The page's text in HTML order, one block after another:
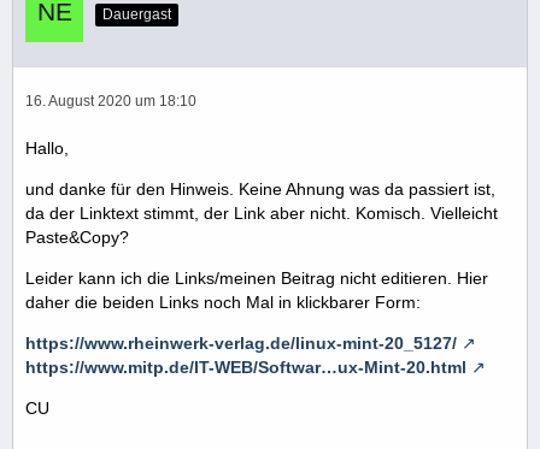
Dauergast
16. August 2020 um 18:10
Hallo,
und danke für den Hinweis. Keine Ahnung was da passiert ist,
da der Linktext stimmt, der Link aber nicht. Komisch. Vielleicht
Paste&Copy?
Leider kann ich die Links/meinen Beitrag nicht editieren. Hier
daher die beiden Links noch Mal in klickbarer Form:
https://www.rheinwerk-verlag.de/linux-mint-20_5127/
https://www.mitp.de/IT-WEB/Softwar…ux-Mint-20.html
CU